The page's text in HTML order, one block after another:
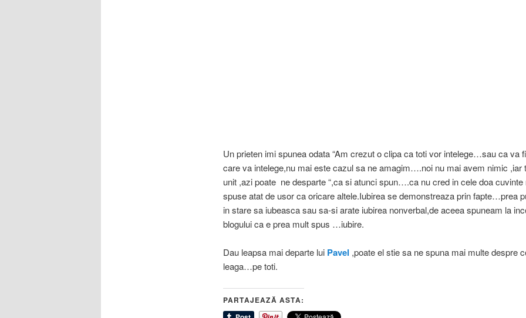
Un prieten imi spunea odata “Am crezut o clipa ca toti vor intelege…sau ca va
care va intelege,nu mai este cazul sa ne amagim….noi nu mai avem nimic ,iar
unit ,azi poate ne desparte “,ca si atunci spun….ca nu cred in cele doa cuvinte
spuse atat de usor ca oricare altele.Iubirea se demonstreaza prin fapte…prea
in stare sa iubeasca sau sa-si arate iubirea nonverbal,de aceea spuneam la
blogului ca e prea mult spus …iubire.
Dau leapsa mai departe lui Pavel ,poate el stie sa ne spuna mai multe despre
leaga…pe toti.
PARTAJEAZĂ ASTA: